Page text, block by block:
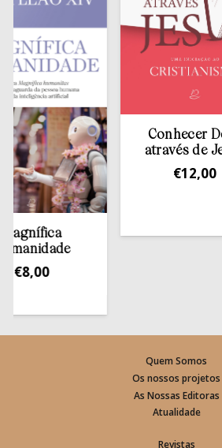
Conhecer Deus
através de Jesus
12,00
Quem Somos
Os nossos projetos
As Nossas Editoras
Atualidade
Revistas